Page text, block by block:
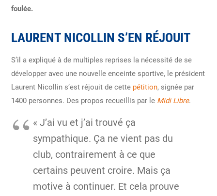
foulée.
LAURENT NICOLLIN S’EN RÉJOUIT
S’il a expliqué à de multiples reprises la nécessité de se
développer avec une nouvelle enceinte sportive, le président
Laurent Nicollin s’est réjouit de cette pétition, signée par
1400 personnes. Des propos recueillis par le Midi Libre.
« J’ai vu et j’ai trouvé ça
sympathique. Ça ne vient pas du
club, contrairement à ce que
certains peuvent croire. Mais ça
motive à continuer. Et cela prouve